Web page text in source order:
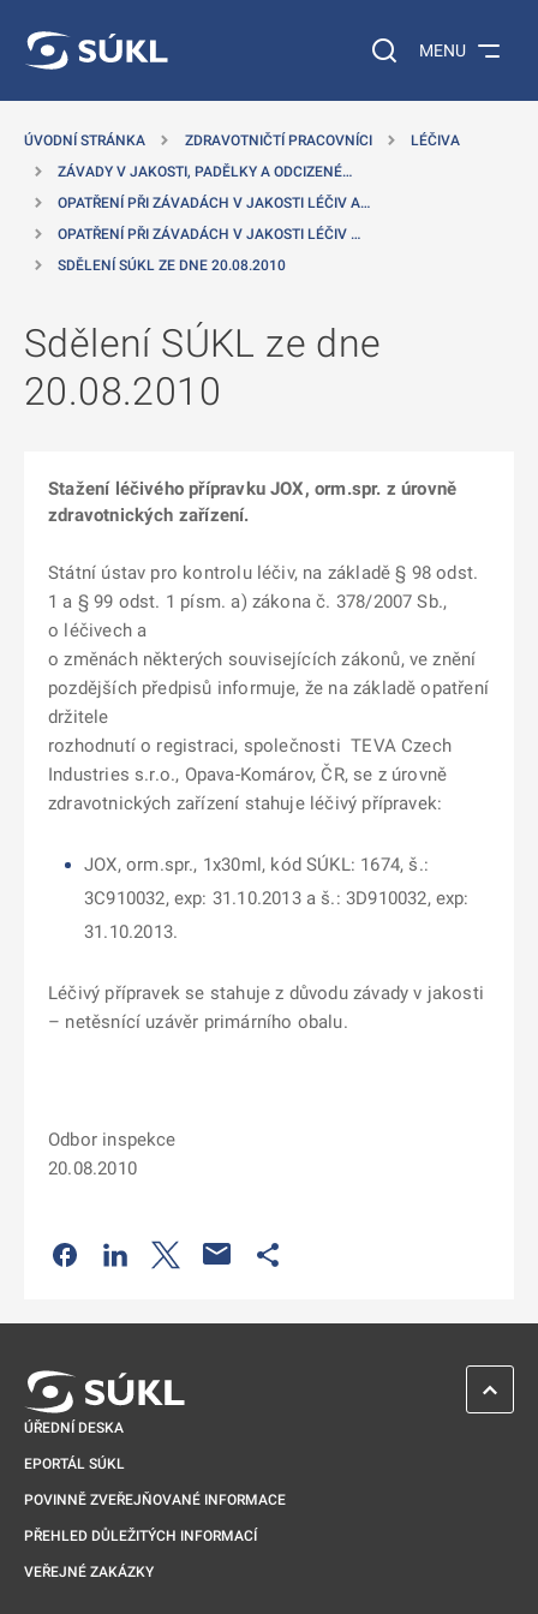
Vyhledávání na
MENU
ÚVODNÍ STRÁNKA ZDRAVOTNIČTÍ PRACOVNÍCI
LÉČIVA
ZÁVADY V JAKOSTI, PADĚLKY A ODCIZENÉ…
OPATŘENÍ PŘI ZÁVADÁCH V JAKOSTI LÉČIV A…
OPATŘENÍ PŘI ZÁVADÁCH V JAKOSTI LÉČIV …
SDĚLENÍ SÚKL ZE DNE 20.08.2010
Sdělení SÚKL ze dne
20.08.2010
Stažení léčivého přípravku JOX, orm.spr. z úrovně
zdravotnických zařízení.
Státní ústav pro kontrolu léčiv, na základě § 98 odst.
1 a § 99 odst. 1 písm. a) zákona č. 378/2007 Sb.,
o léčivech a
o změnách některých souvisejících zákonů, ve znění
pozdějších předpisů informuje, že na základě opatření
držitele
rozhodnutí o registraci, společnosti TEVA Czech
Industries s.r.o., Opava-Komárov, ČR, se z úrovně
zdravotnických zařízení stahuje léčivý přípravek:
JOX, orm.spr., 1x30ml, kód SÚKL: 1674, š.:
3C910032, exp: 31.10.2013 a š.: 3D910032, exp:
31.10.2013.
Léčivý přípravek se stahuje z důvodu závady v jakosti
– netěsnící uzávěr primárního obalu.
Odbor inspekce
20.08.2010
Odkaz se otevře na nové kartě
Odkaz se otevře na nové kartě
Odkaz se otevře na nové kartě
ÚŘEDNÍ DESKA
EPORTÁL SÚKL
POVINNĚ ZVEŘEJŇOVANÉ INFORMACE
PŘEHLED DŮLEŽITÝCH INFORMACÍ
VEŘEJNÉ ZAKÁZKY
ZPĚT